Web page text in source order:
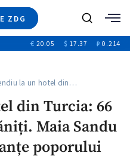
ZDG
Ştiri
Special
Blog
ZdGust
€ 20.05 $ 17.37 ₽ 0.214
la un hotel din…
din Turcia: 66
Maia Sandu
poporului